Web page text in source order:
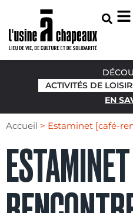
ACTIVITÉS DE
EN
Accueil > Estaminet [café-